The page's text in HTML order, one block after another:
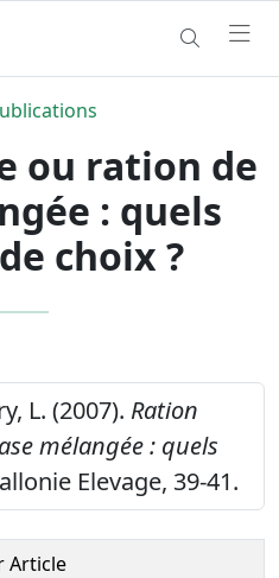
ou ration de
: quels
choix ?
L. (2007). Ration
mélangée : quels
Elevage, 39-41.
Article